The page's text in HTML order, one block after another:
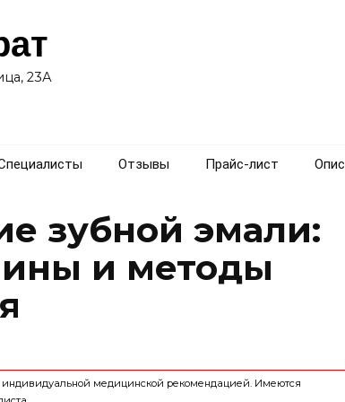
23А
Отзывы Прайс-лист
зубной эмали:
и методы
индивидуальной медицинской рекомендацией. Имеются